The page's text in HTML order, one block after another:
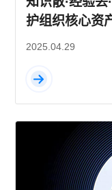
护组织核心资
2025.04.29